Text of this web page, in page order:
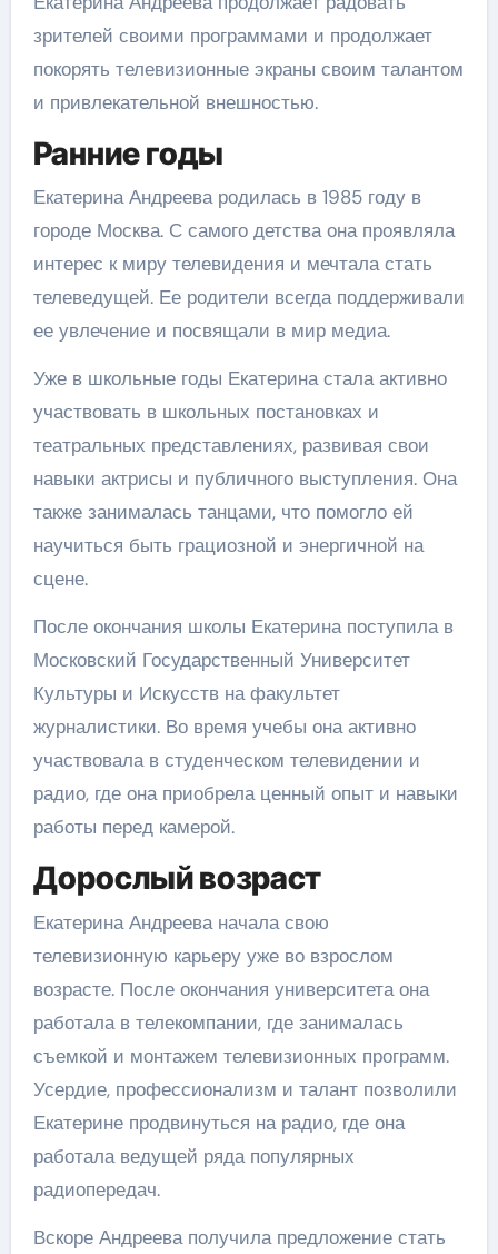
зрителей своими программами и продолжает
покорять телевизионные экраны своим талантом
и привлекательной внешностью.
Ранние годы
Екатерина Андреева родилась в 1985 году в
городе Москва. С самого детства она проявляла
интерес к миру телевидения и мечтала стать
телеведущей. Ее родители всегда поддерживали
ее увлечение и посвящали в мир медиа.
Уже в школьные годы Екатерина стала активно
участвовать в школьных постановках и
театральных представлениях, развивая свои
навыки актрисы и публичного выступления. Она
также занималась танцами, что помогло ей
научиться быть грациозной и энергичной на
сцене.
После окончания школы Екатерина поступила в
Московский Государственный Университет
Культуры и Искусств на факультет
журналистики. Во время учебы она активно
участвовала в студенческом телевидении и
радио, где она приобрела ценный опыт и навыки
работы перед камерой.
Дорослый возраст
Екатерина Андреева начала свою
телевизионную карьеру уже во взрослом
возрасте. После окончания университета она
работала в телекомпании, где занималась
съемкой и монтажем телевизионных программ.
Усердие, профессионализм и талант позволили
Екатерине продвинуться на радио, где она
работала ведущей ряда популярных
радиопередач.
Вскоре Андреева получила предложение стать